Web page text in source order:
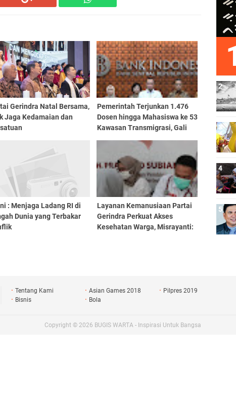
Gerindra Natal Bersama,
Jaga Kedamaian dan
Pemerintah Terjunkan 1.476
Dosen hingga Mahasiswa ke 53
Kawasan Transmigrasi, Gali
: Menjaga Ladang RI di
Dunia yang Terbakar
Layanan Kemanusiaan Partai
Gerindra Perkuat Akses
Kesehatan Warga, Misrayanti:
Tentang Kami Asian Games 2018
Pilpres 2019
Bisnis
Bola
Copyright © 2026 BUGIS WARTA - Inspirasi Untuk Bangsa